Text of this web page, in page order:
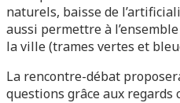
naturels, baisse de
aussi permettre à
la ville (trames vertes et
La rencontre-débat
questions grâce aux regards